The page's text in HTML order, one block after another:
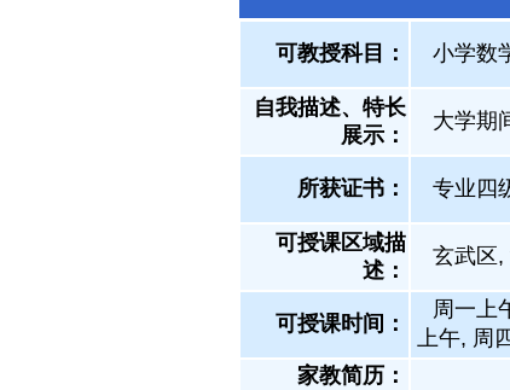
可教授科目： 小学数
自我描述、特长
展示 ：
大学期
所获证书 ： 专业四
可授课区域描
述：
玄武区,
可授课时间：
周一上
上午, 周
家教简历：